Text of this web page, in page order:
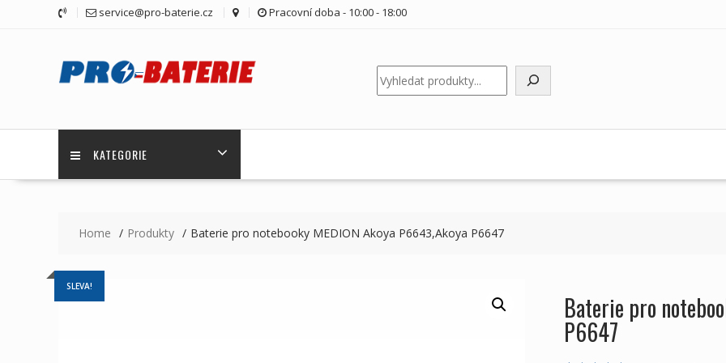
service@pro-baterie.cz Pracovní doba - 10:00 - 18:00
Hledat
KATEGORIE
Home Produkty Baterie pro notebooky MEDION Akoya P6643,Akoya P6647
SLEVA!
Baterie pro
P6647